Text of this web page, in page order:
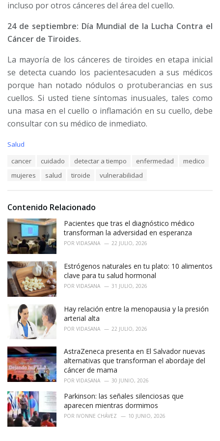
incluso por otros cánceres del área del cuello.
24 de septiembre: Día Mundial de la Lucha Contra el
Cáncer de Tiroides.
La mayoría de los cánceres de tiroides en etapa inicial
se detecta cuando los pacientesacuden a sus médicos
porque han notado nódulos o protuberancias en sus
cuellos. Si usted tiene síntomas inusuales, tales como
una masa en el cuello o inflamación en su cuello, debe
consultar con su médico de inmediato.
C
i
s
Salud
cancer cuidado detectar a tiempo enfermedad
medico
mujeres
salud tiroide vulnerabilidad
Contenido Relacionado
Pacientes que tras el diagnóstico médico
transforman la adversidad en esperanza
POR VIDASANA 22 JULIO, 2026
Estrógenos naturales en tu plato: 10 alimentos
clave para tu salud hormonal
POR VIDASANA 31 JULIO, 2026
Hay relación entre la menopausia y la presión
arterial alta
POR VIDASANA 22 JULIO, 2026
AstraZeneca presenta en El Salvador nuevas
alternativas que transforman el abordaje del
cáncer de mama
POR VIDASANA 30 JUNIO, 2026
Parkinson: las señales silenciosas que
aparecen mientras dormimos
POR IVONNE CHÁVEZ 10 JUNIO, 2026